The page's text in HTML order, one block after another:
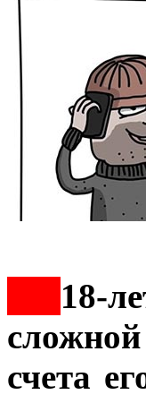
18-
счета